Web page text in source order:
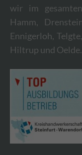
wir im
Hamm,
Ennigerloh,
Hiltrup und Oelde.